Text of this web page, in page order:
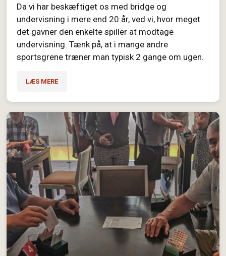
Da vi har beskæftiget os med bridge og
undervisning i mere end 20 år, ved vi, hvor meget
det gavner den enkelte spiller at modtage
undervisning. Tænk på, at i mange andre
sportsgrene træner man typisk 2 gange om ugen.
LÆS MERE